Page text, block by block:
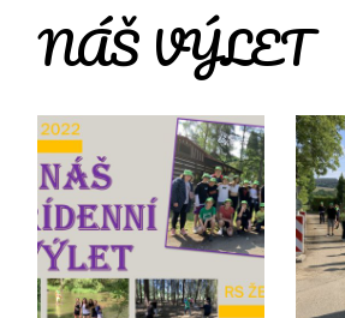
NÁŠ VÝLET